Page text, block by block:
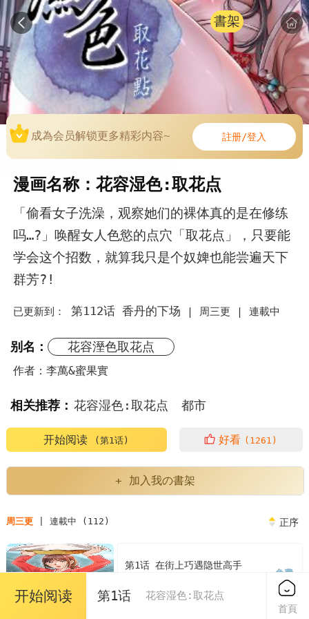
書架
成為会员解锁更多精彩内容~ 註册/登入
漫画名称：花容湿色:取花点
「偷看女子洗澡，观察她们的裸体真的是在修练
吗…?」唤醒女人色慾的点穴「取花点」，只要能
学会这个招数，就算我只是个奴婢也能尝遍天下
群芳?!
已更新到： 第112话 香丹的下场 | 周三更 | 連載中
别名： 花容溼色取花点
作者：李萬&蜜果實
相关推荐： 花容湿色:取花点 都市
花容湿色:取花点李万
花容湿色取花点最简单三个步骤
下次考试目标及改进措施
女人喝西红花有什么效果
开始阅读 (第1话) 好看 (1261)
+ 加入我の書架
周三更| 連載中 (112) 正序
第1话 在街上巧遇隐世高手
免费
开始阅读 第1话 花容湿色:取花点
首頁